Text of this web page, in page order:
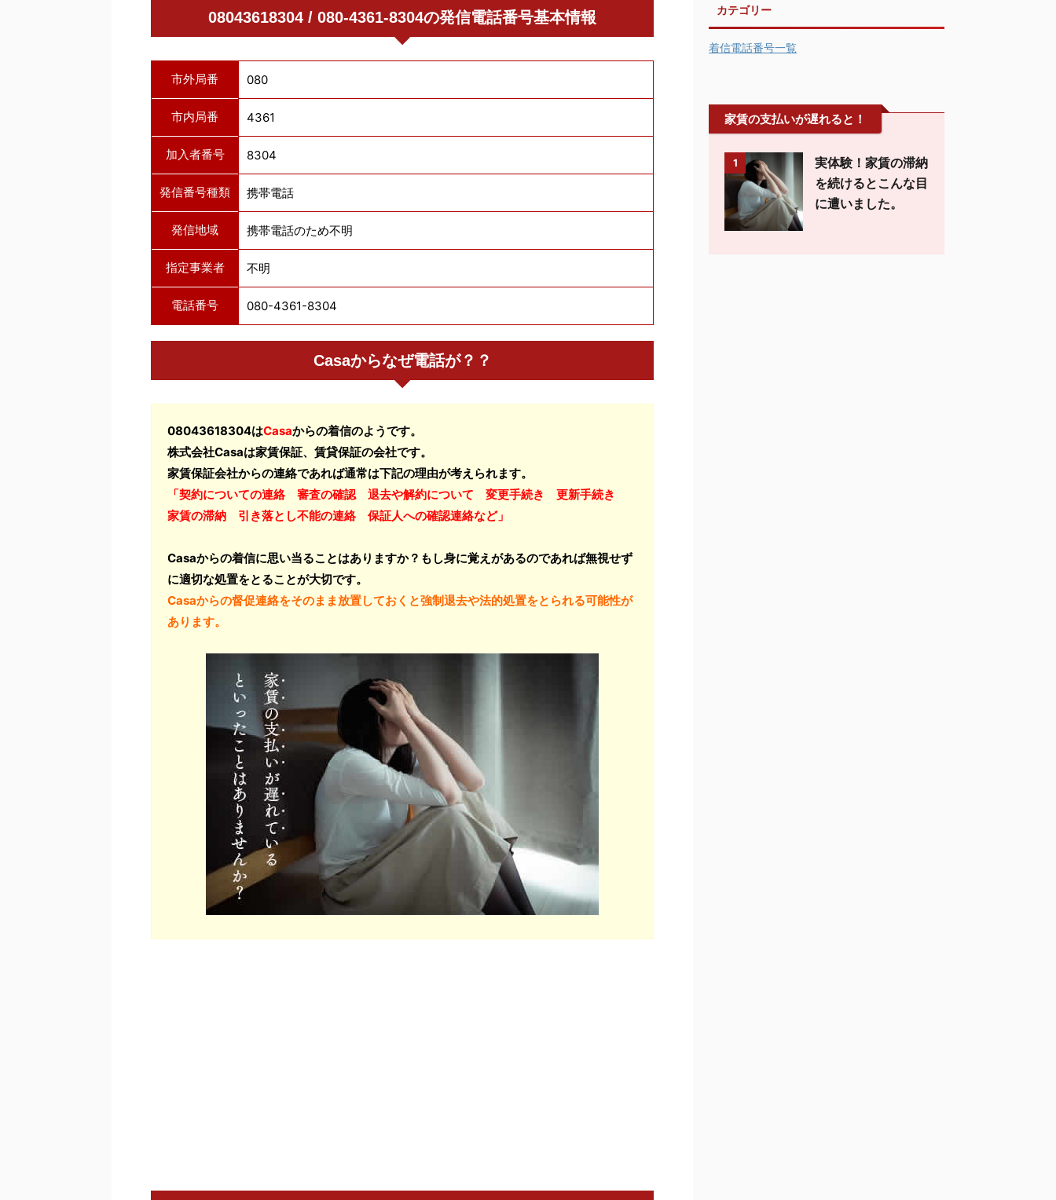
08043618304 / 080-4361-8304の発信電話番号基本情報
市外局番 080
市内局番 4361
加入者番号 8304
発信番号種類 携帯電話
発信地域 携帯電話のため不明
指定事業者 不明
電話番号 080-4361-8304
Casaからなぜ電話が？？
08043618304はCasaからの着信のようです。
株式会社Casaは家賃保証、賃貸保証の会社です。
家賃保証会社からの連絡であれば通常は下記の理由が考えられます。
「契約についての連絡 審査の確認 退去や解約について 変更手続き 更新手続き
家賃の滞納 引き落とし不能の連絡 保証人への確認連絡など」
Casaからの着信に思い当ることはありますか？もし身に覚えがあるのであれば無視せず
に適切な処置をとることが大切です。
Casaからの督促連絡をそのまま放置しておくと強制退去や法的処置をとられる可能性が
あります。
カテゴリー
着信電話番号一覧
家賃の支払いが遅れると！
1
実体験！家賃の滞納
を続けるとこんな目
に遭いました。